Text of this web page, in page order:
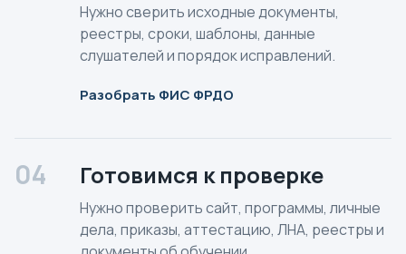
Нужно сверить исходные документы,
реестры, сроки, шаблоны, данные
слушателей и порядок исправлений.
Разобрать ФИС ФРДО
04 Готовимся к проверке
Нужно проверить сайт, программы, личные
дела, приказы, аттестацию, ЛНА, реестры и